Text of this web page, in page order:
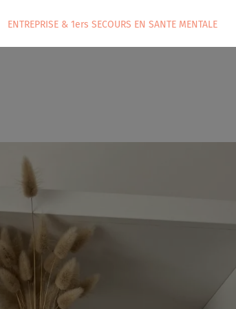
ENTREPRISE & 1ers SECOURS EN SANTE MENTALE